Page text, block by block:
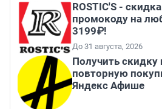
ROSTIC'S -
промокоду на
3199₽!
До 31 августа, 2026
Получить скидку
повторную
Яндекс Афише